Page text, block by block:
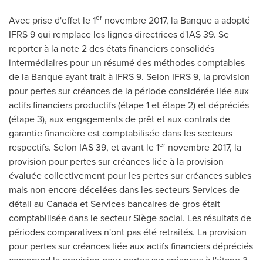
Avec prise d'effet le 1er novembre 2017, la Banque a adopté
IFRS 9 qui remplace les lignes directrices d'IAS 39. Se
reporter à la note 2 des états financiers consolidés
intermédiaires pour un résumé des méthodes comptables
de la Banque ayant trait à IFRS 9. Selon IFRS 9, la provision
pour pertes sur créances de la période considérée liée aux
actifs financiers productifs (étape 1 et étape 2) et dépréciés
(étape 3), aux engagements de prêt et aux contrats de
garantie financière est comptabilisée dans les secteurs
respectifs. Selon IAS 39, et avant le 1er novembre 2017, la
provision pour pertes sur créances liée à la provision
évaluée collectivement pour les pertes sur créances subies
mais non encore décelées dans les secteurs Services de
détail au Canadaet Services bancaires de gros était
comptabilisée dans le secteur Siège social. Les résultats de
périodes comparatives n'ont pas été retraités. La provision
pour pertes sur créances liée aux actifs financiers dépréciés